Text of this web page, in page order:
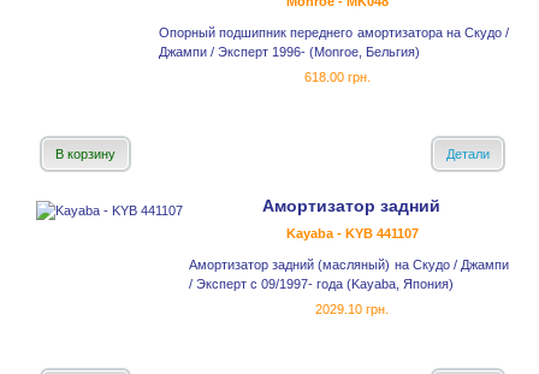
Опорный подшипник переднего амортизатора на Скудо /
Джампи / Эксперт 1996- (Monroe, Бельгия)
618.00 грн.
В корзину Детали
Амортизатор задний
Kayaba - KYB 441107
Амортизатор задний (масляный) на Скудо / Джампи
/ Эксперт с 09/1997- года (Kayaba, Япония)
2029.10 грн.